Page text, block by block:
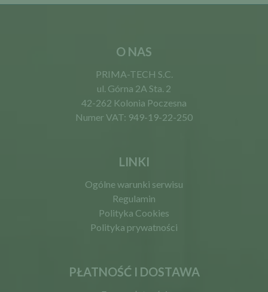
O NAS
PRIMA-TECH S.C.
ul. Górna 2A Sta. 2
42-262 Kolonia Poczesna
Numer VAT: 949-19-22-250
LINKI
Ogólne warunki serwisu
Regulamin
Polityka Cookies
Polityka prywatności
PŁATNOŚĆ I DOSTAWA